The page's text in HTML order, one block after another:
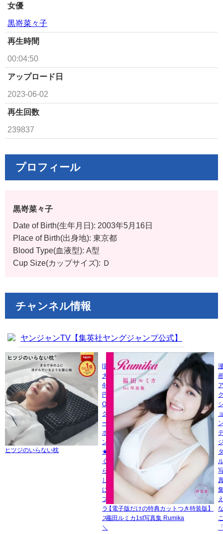
女優
黒嵜菜々子
再生時間
00:04:50
アップロード日
2023-06-02
再生回数
239837
プロフィール
黒嵜菜々子
Date of Birth(生年月日): 2003年5月16日
Place of Birth(出身地): 東京都
Blood Type(血液型): A型
Cup Size(カップサイズ): Ｄ
チャンネル情報
ヤンジャンTV【集英社ヤングジャンプ公式】
ヒツジのいらない枕
[最
大
400
円
OFF
ク
ー
ポ
ン
★
く
ら
し
に
プ
ラ
ス]
＼
【電子版だけの特典カットつき特装版】
福田ルミカ1st写真集 Rumika